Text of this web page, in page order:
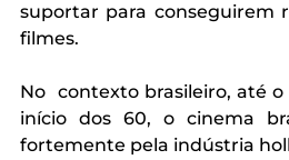
suportar para conseguirem
filmes.
No  contexto brasileiro, até
início dos 60, o cinema
fortemente pela indústria